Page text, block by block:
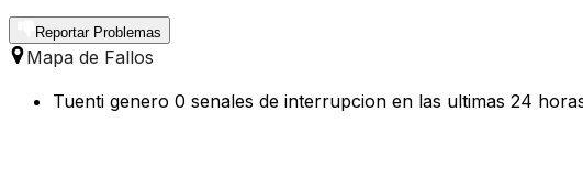
Reportar Problemas
Mapa de Fallos
Tuenti genero 0 senales de interrupcion en las ultimas 24